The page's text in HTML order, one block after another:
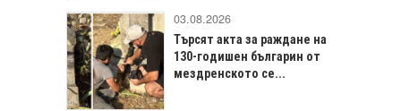
03.08.2026
Търсят акта за раждане на
130-годишен българин от
мездренското се...